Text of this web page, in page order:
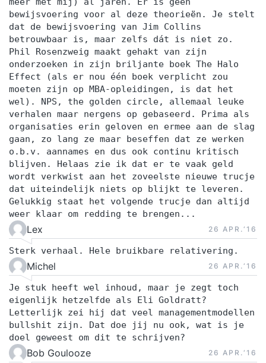
bewijsvoering voor al deze theorieën. Je stelt
dat de bewijsvoering van Jim Collins
betrouwbaar is, maar zelfs dát is niet zo.
Phil Rosenzweig maakt gehakt van zijn
onderzoeken in zijn briljante boek The Halo
Effect (als er nou één boek verplicht zou
moeten zijn op MBA-opleidingen, is dat het
wel). NPS, the golden circle, allemaal leuke
verhalen maar nergens op gebaseerd. Prima als
organisaties erin geloven en ermee aan de slag
gaan, zo lang ze maar beseffen dat ze werken
o.b.v. aannames en dus ook continu kritisch
blijven. Helaas zie ik dat er te vaak geld
wordt verkwist aan het zoveelste nieuwe trucje
dat uiteindelijk niets op blijkt te leveren.
Gelukkig staat het volgende trucje dan altijd
weer klaar om redding te brengen...
Lex 26 APR.‘16
Sterk verhaal. Hele bruikbare relativering.
Michel 26 APR.‘16
Je stuk heeft wel inhoud, maar je zegt toch
eigenlijk hetzelfde als Eli Goldratt?
Letterlijk zei hij dat veel managementmodellen
bullshit zijn. Dat doe jij nu ook, wat is je
doel geweest om dit te schrijven?
Bob Goulooze 26 APR.‘16